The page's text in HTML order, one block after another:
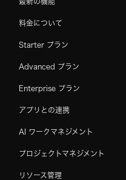
料金について
Starter プラン
Advanced プラン
Enterprise プラン
アプリとの連携
AI ワークマネジメント
プロジェクトマネジメント
リソース管理